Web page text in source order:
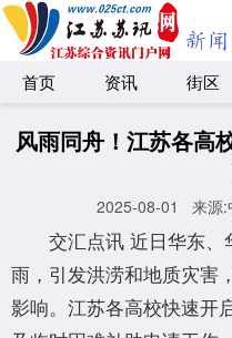
首页 资讯 街区
风雨同舟！江苏各高
2025-08-01 来源:
交汇点讯 近日华东
雨，引发洪涝和地质灾害
影响。江苏各高校快速开